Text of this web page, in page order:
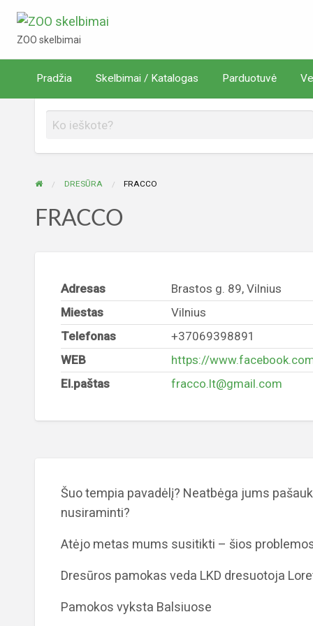
Verta
ZOO skelbimai
Pradžia Skelbimai / Katalogas Parduotuvė
DRESŪRA FRACCO
FRACCO
Adresas
Brastos g. 89, Vilnius
Miestas
Vilnius
Telefonas
+37069398891
WEB
https://
El.paštas
fracco.lt@gmail.com
Šuo tempia pavadėlį? Neatbėga jums
nusiraminti?
Atėjo metas mums susitikti – šios
Dresūros pamokas veda LKD dresuotoja
Pamokos vyksta Balsiuose